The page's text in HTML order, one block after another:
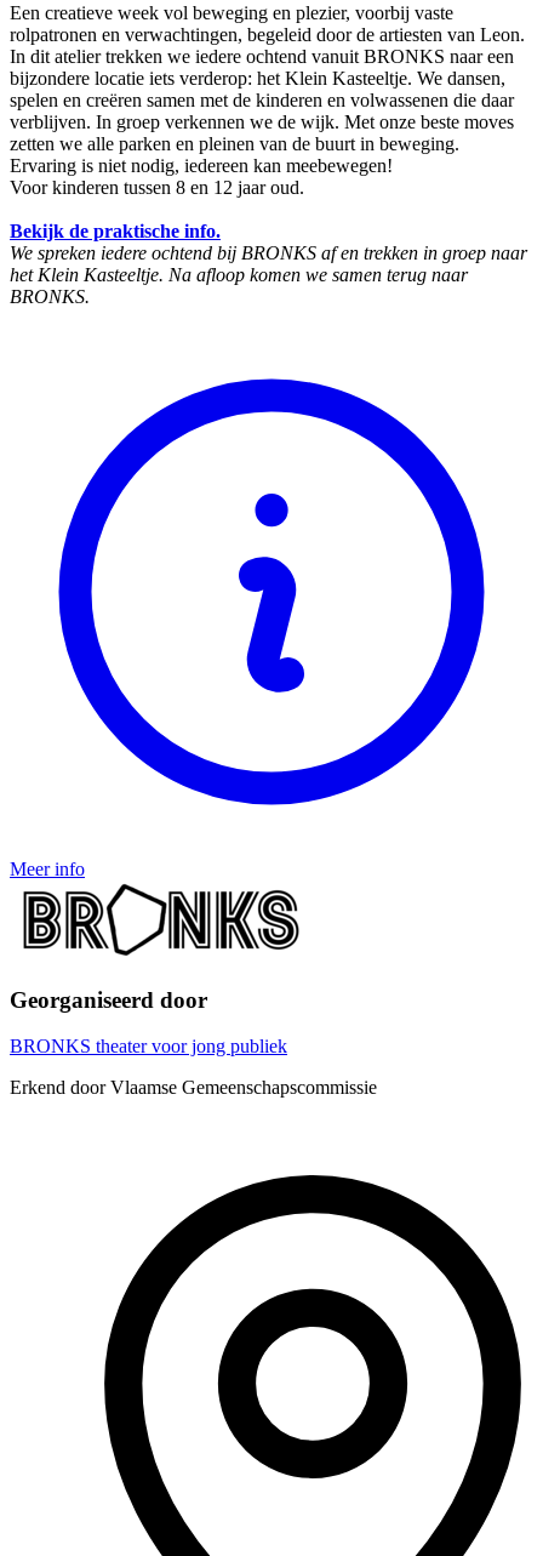
Een creatieve week vol beweging en plezier, voorbij vaste
rolpatronen en verwachtingen, begeleid door de artiesten van Leon.
In dit atelier trekken we iedere ochtend vanuit BRONKS naar een
bijzondere locatie iets verderop: het Klein Kasteeltje. We dansen,
spelen en creëren samen met de kinderen en volwassenen die daar
verblijven. In groep verkennen we de wijk. Met onze beste moves
zetten we alle parken en pleinen van de buurt in beweging.
Ervaring is niet nodig, iedereen kan meebewegen!
Voor kinderen tussen 8 en 12 jaar oud.
Bekijk de praktische info.
We spreken iedere ochtend bij BRONKS af en trekken in groep naar
het Klein Kasteeltje. Na afloop komen we samen terug naar
BRONKS.
Meer info
Georganiseerd door
BRONKS theater voor jong publiek
Erkend door Vlaamse Gemeenschapscommissie